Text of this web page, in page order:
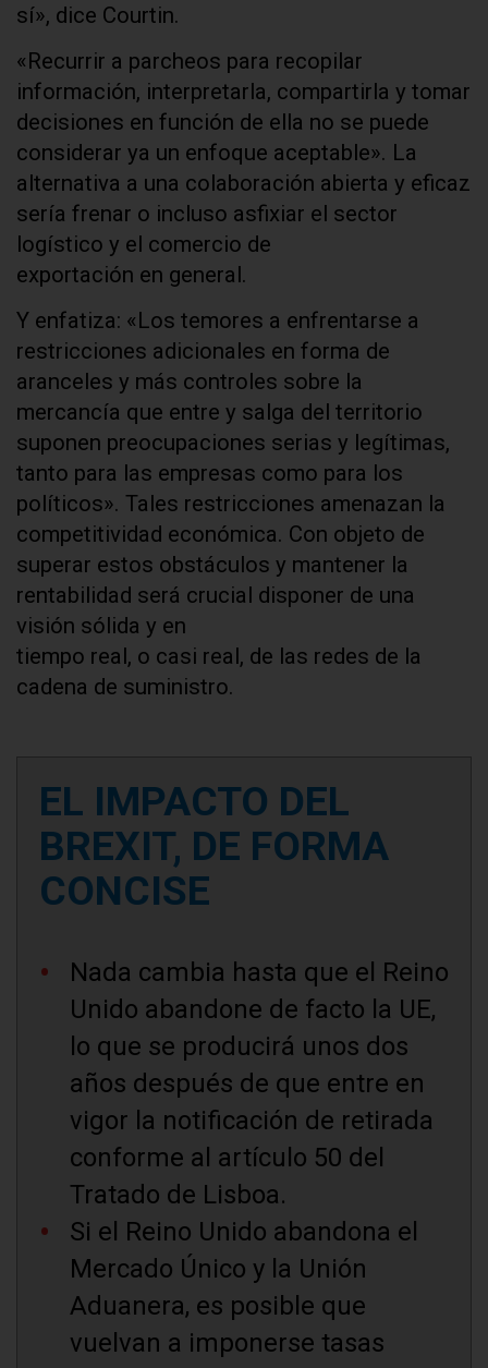
sí», dice Courtin.
«Recurrir a parcheos para recopilar
información, interpretarla, compartirla y tomar
decisiones en función de ella no se puede
considerar ya un enfoque aceptable». La
alternativa a una colaboración abierta y eficaz
sería frenar o incluso asfixiar el sector
logístico y el comercio de
exportación en general.
Y enfatiza: «Los temores a enfrentarse a
restricciones adicionales en forma de
aranceles y más controles sobre la
mercancía que entre y salga del territorio
suponen preocupaciones serias y legítimas,
tanto para las empresas como para los
políticos». Tales restricciones amenazan la
competitividad económica. Con objeto de
superar estos obstáculos y mantener la
rentabilidad será crucial disponer de una
visión sólida y en
tiempo real, o casi real, de las redes de la
cadena de suministro.
EL IMPACTO DEL
BREXIT, DE FORMA
CONCISE
Nada cambia hasta que el Reino
Unido abandone de facto la UE,
lo que se producirá unos dos
años después de que entre en
vigor la notificación de retirada
conforme al artículo 50 del
Tratado de Lisboa.
Si el Reino Unido abandona el
Mercado Único y la Unión
Aduanera, es posible que
vuelvan a imponerse tasas